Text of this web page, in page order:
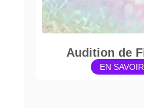
Audition de
EN